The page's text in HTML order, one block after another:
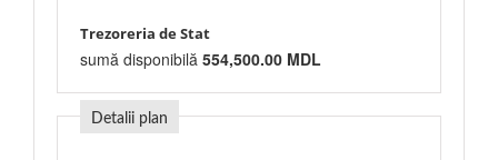
Trezoreria de Stat
sumă disponibilă 554,500.00 MDL
Detalii plan